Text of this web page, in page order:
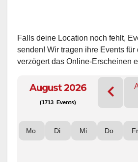
Falls deine Location noch fehlt,
senden! Wir tragen ihre Events für
verzögert das Online-Erscheinen
August 2026
(1713 Events)
Mo Di Mi Do Fr